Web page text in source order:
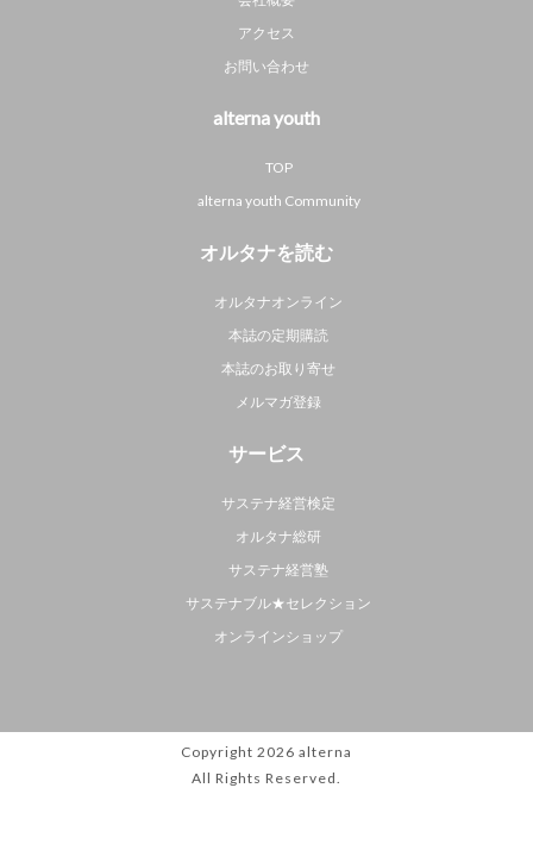
アクセス
お問い合わせ
alterna youth
TOP
alterna youth Community
オルタナを読む
オルタナオンライン
本誌の定期購読
本誌のお取り寄せ
メルマガ登録
サービス
サステナ経営検定
オルタナ総研
サステナ経営塾
サステナブル★セレクション
オンラインショップ
Copyright 2026 alterna
All Rights Reserved.